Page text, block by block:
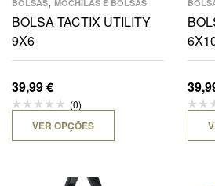
BOLSAS MOCHILAS E BOLSAS
BOLSA TACTIX UTILITY
9X6
39,99€
(0)
VER OPÇÕES